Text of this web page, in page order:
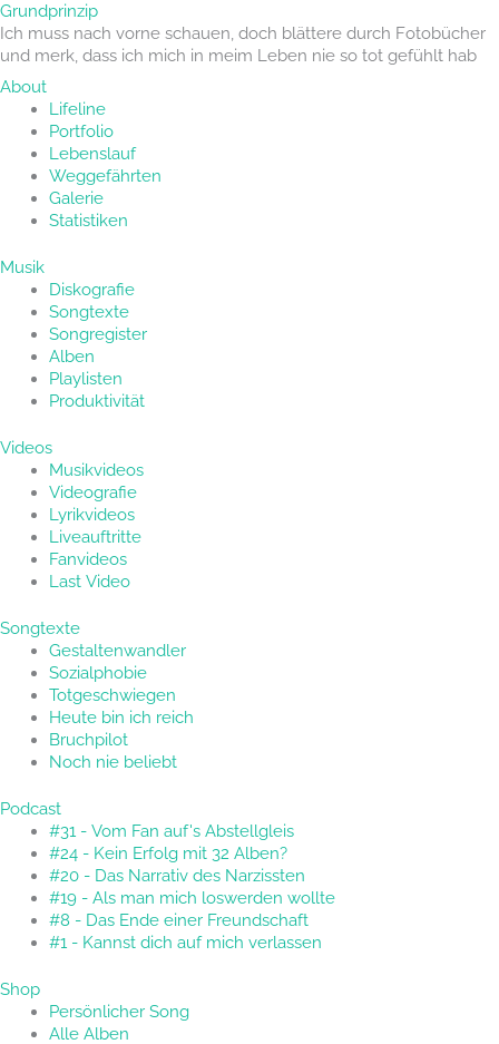
Grundprinzip
Ich muss nach vorne schauen, doch blättere durch Fotobücher
und merk, dass ich mich in meim Leben nie so tot gefühlt hab
About
Lifeline
Portfolio
Lebenslauf
Weggefährten
Galerie
Statistiken
Musik
Diskografie
Songtexte
Songregister
Alben
Playlisten
Produktivität
Videos
Musikvideos
Videografie
Lyrikvideos
Liveauftritte
Fanvideos
Last Video
Songtexte
Gestaltenwandler
Sozialphobie
Totgeschwiegen
Heute bin ich reich
Bruchpilot
Noch nie beliebt
Podcast
#31 - Vom Fan auf's Abstellgleis
#24 - Kein Erfolg mit 32 Alben?
#20 - Das Narrativ des Narzissten
#19 - Als man mich loswerden wollte
#8 - Das Ende einer Freundschaft
#1 - Kannst dich auf mich verlassen
Shop
Persönlicher Song
Alle Alben